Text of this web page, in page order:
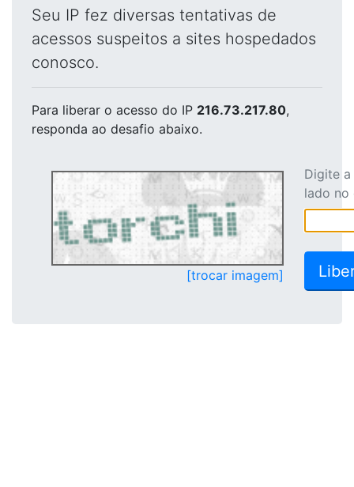
Seu IP fez diversas tentativas de
acessos suspeitos a sites hospedados
conosco.
Para liberar o acesso do IP 216.73.217.80,
responda ao desafio abaixo.
[trocar imagem]
Digite
lado no